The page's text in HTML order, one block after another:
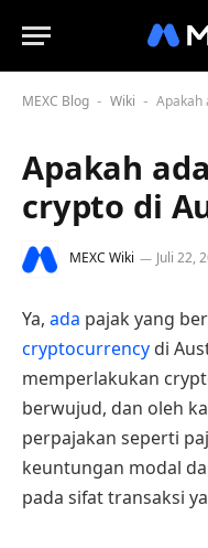
MEXC Blog - Wiki - Apakah
Apakah
crypto di
MEXC Wiki Juli 22,
Ya, ada pajak yang
cryptocurrency di
memperlakukan
berwujud, dan oleh
perpajakan seperti
keuntungan modal
pada sifat transaksi